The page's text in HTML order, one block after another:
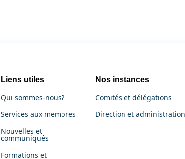
Liens utiles
Qui sommes-nous?
Services aux membres
Nouvelles et
communiqués
Formations et
Nos instances
Comités et délégations
Direction et administration